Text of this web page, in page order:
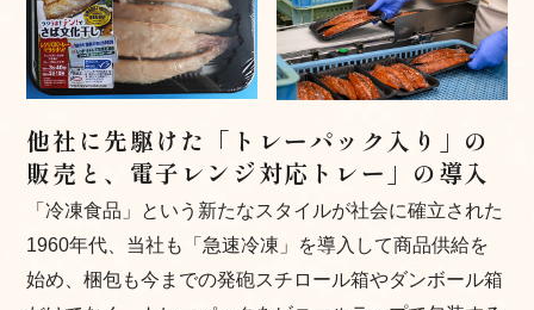
他社に先駆けた「トレーパック入り」の
販売と、 電子レンジ対応トレー」の導入
「冷凍食品」という新たなスタイルが社会に確立された
1960年代、当社も「急速冷凍」を導入して商品供給を
始め、梱包も今までの発砲スチロール箱やダンボール箱